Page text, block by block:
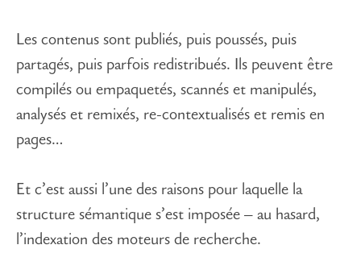
Les contenus sont publiés, puis poussés, puis
partagés, puis parfois redistribués. Ils peuvent être
compilés ou empaquetés, scannés et manipulés,
analysés et remixés, re-contextualisés et remis en
pages…
Et c’est aussi l’une des raisons pour laquelle la
structure sémantique s’est imposée – au hasard,
l’indexation des moteurs de recherche.